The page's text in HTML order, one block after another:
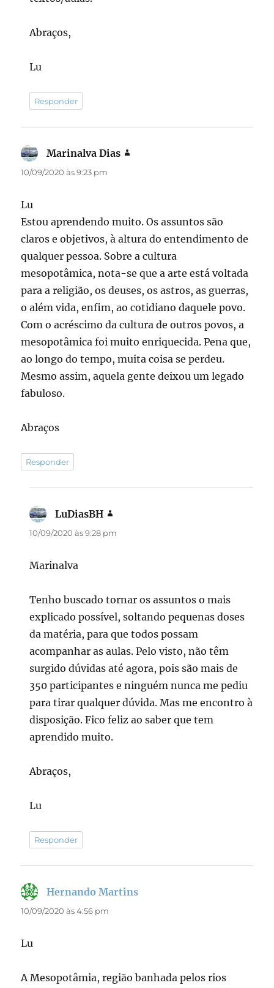
Abraços,
Lu
Responder
Marinalva Dias
10/09/2020 às 9:23 pm
Lu
Estou aprendendo muito. Os assuntos são
claros e objetivos, à altura do entendimento de
qualquer pessoa. Sobre a cultura
mesopotâmica, nota-se que a arte está voltada
para a religião, os deuses, os astros, as guerras,
o além vida, enfim, ao cotidiano daquele povo.
Com o acréscimo da cultura de outros povos, a
mesopotâmica foi muito enriquecida. Pena que,
ao longo do tempo, muita coisa se perdeu.
Mesmo assim, aquela gente deixou um legado
fabuloso.
Abraços
Responder
LuDiasBH
10/09/2020 às 9:28 pm
Marinalva
Tenho buscado tornar os assuntos o mais
explicado possível, soltando pequenas doses
da matéria, para que todos possam
acompanhar as aulas. Pelo visto, não têm
surgido dúvidas até agora, pois são mais de
350 participantes e ninguém nunca me pediu
para tirar qualquer dúvida. Mas me encontro à
disposição. Fico feliz ao saber que tem
aprendido muito.
Abraços,
Lu
Responder
Hernando Martins
10/09/2020 às 4:56 pm
Lu
A Mesopotâmia, região banhada pelos rios